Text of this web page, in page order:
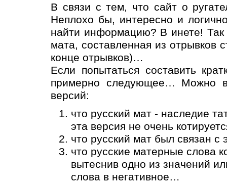
В связи с тем, что сайт о
Неплохо бы, интересно и
найти информацию? В инете! Так
мата, составленная из отрывков
конце отрывков)…
Если попытаться составить
примерно следующее… Можно
версий:
что русский мат - наследие
эта версия не очень
что русский мат был связан
что русские матерные слова
вытеснив одно из значений
слова в негативное…